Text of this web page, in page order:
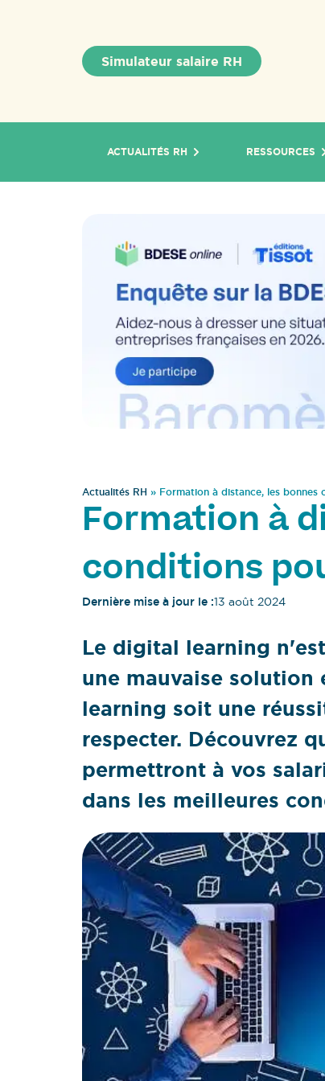
Simulateur salaire RH
ACTUALITÉS RH RESSOURCES
Actualités RH » Formation à distance, les bonnes
Formation à
conditions
Dernière mise à jour le :13 août 2024
Le digital learning
une mauvaise
learning soit une
respecter. Découvrez
permettront à vos
dans les meilleures